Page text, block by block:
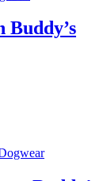
Buddy’s